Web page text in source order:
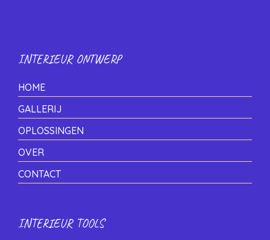
INTERIEUR ONTWERP
HOME
GALLERIJ
OPLOSSINGEN
OVER
CONTACT
INTERIEUR TOOLS